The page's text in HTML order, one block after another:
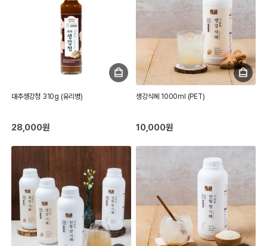
대추생강청 310g (유리병)
28,000원
생강식혜 1000ml (PET)
10,000원